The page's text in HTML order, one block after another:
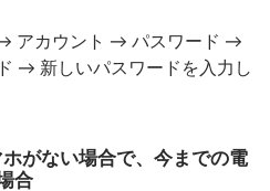
アカウント → パスワード →
→ 新しいパスワードを入力し
がない場合で、今までの電
合